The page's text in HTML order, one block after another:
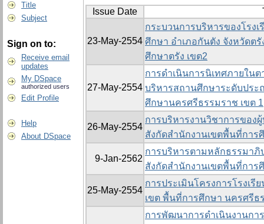
Title
Subject
Sign on to:
Receive email
updates
My DSpace
authorized users
Edit Profile
Help
About DSpace
Issue Date
23-May-2554
กระบวนการบริหารของโรง
ศึกษา อำเภอกันตัง จังหวัดต
ศึกษาตรัง เขต2
27-May-2554
การดำเนินการนิเทศภายใน
บริหารสถานศึกษาระดับปร
ศึกษานครศรีธรรมราช เขต 1
26-May-2554
การบริหารงานวิชาการขอ
สังกัดสำนักงานเขตพื้นที่การ
9-Jan-2562
การบริหารตามหลักธรรมา
สังกัดสำนักงานเขตพื้นที่การ
25-May-2554
การประเมินโครงการโรงเ
เขต พื้นที่การศึกษา นครศรีธ
การพัฒนาการดำเนินงานก